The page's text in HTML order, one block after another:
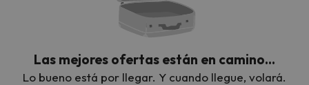
Las mejores ofertas están en camino…
Lo bueno está por llegar. Y cuando llegue, volará.